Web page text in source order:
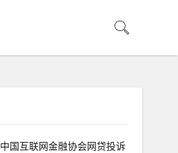
中国互联网金融协会网贷投诉